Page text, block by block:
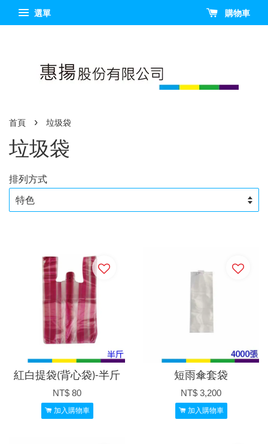
選單 購物車
首頁 › 垃圾袋
垃圾袋
排列方式
紅白提袋(背心袋)-半斤
NT$ 80
加入購物車
短雨傘套袋
NT$ 3,200
加入購物車